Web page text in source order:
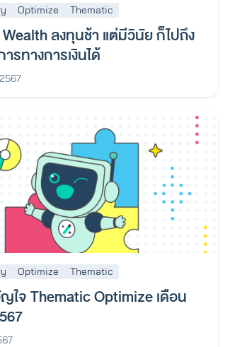
Optimize Thematic
ลงทุนช้า แต่มีวินัย ก็ไปถึง
รทางการเงินได้
Optimize Thematic
ใจ Thematic Optimize เดือน